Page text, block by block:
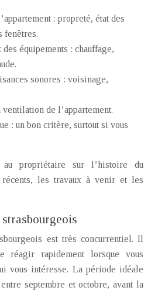
: propreté, état des
fenêtres.
équipements : chauffage,
sonores : voisinage,
de l’appartement.
: un bon critère, surtout si vous
au propriétaire sur l’histoire du
les travaux à venir et les
est très concurrentiel. Il
réagir rapidement lorsque vous
vous intéresse. La période idéale
septembre et octobre, avant la